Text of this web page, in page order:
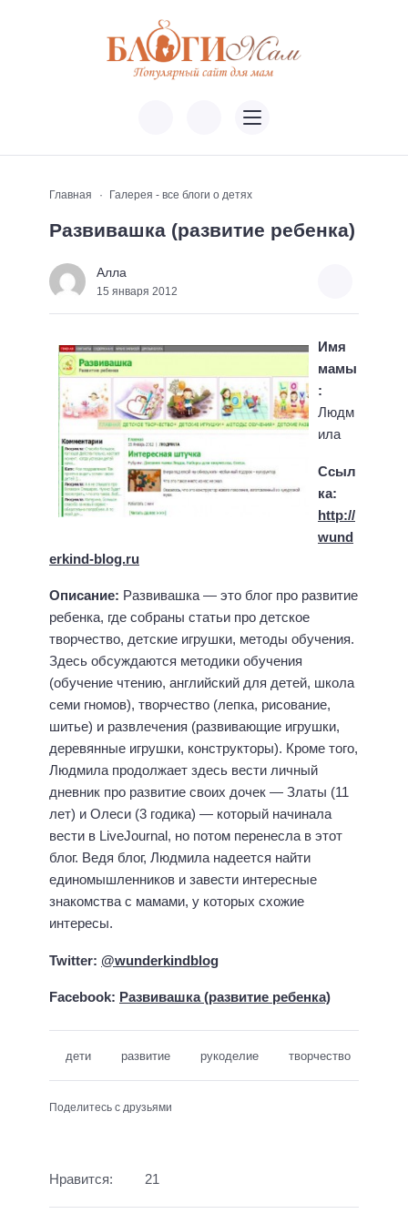
Главная Галерея - все блоги о детях
Развивашка (развитие ребенка)
Алла
15 января 2012
Имя
мамы
:
Людм
ила
Ссыл
ка:
http://
wund
erkind-blog.ru
Описание: Развивашка — это блог про развитие
ребенка, где собраны статьи про детское
творчество, детские игрушки, методы обучения.
Здесь обсуждаются методики обучения
(обучение чтению, английский для детей, школа
семи гномов), творчество (лепка, рисование,
шитье) и развлечения (развивающие игрушки,
деревянные игрушки, конструкторы). Кроме того,
Людмила продолжает здесь вести личный
дневник про развитие своих дочек — Златы (11
лет) и Олеси (3 годика) — который начинала
вести в LiveJournal, но потом перенесла в этот
блог. Ведя блог, Людмила надеется найти
единомышленников и завести интересные
знакомства с мамами, у которых схожие
интересы.
Twitter: @wunderkindblog
Facebook: Развивашка (развитие ребенка)
дети развитие рукоделие творчество
Поделитесь с друзьями
Нравится: 21